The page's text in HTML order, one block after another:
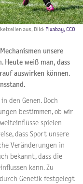
aus, Bild: Pixabay, CCO
unsere
Heute weiß man, dass
auswirken können.
den Genen. Doch
bestimmen, ob wir
spielen
dass Sport unsere
Veränderungen in
bekannt, dass die
kann. Zu
Genetik festgelegt